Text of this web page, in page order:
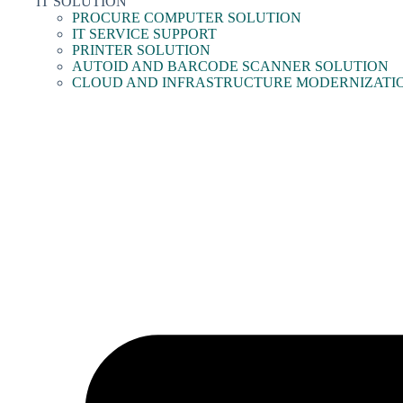
PROCURE COMPUTER SOLUTION
IT SERVICE SUPPORT
PRINTER SOLUTION
AUTOID AND BARCODE SCANNER SOLUTION
CLOUD AND INFRASTRUCTURE